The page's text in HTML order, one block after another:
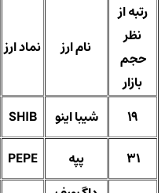
نماد ارز نام ارز
رتبه از
نظر
حجم
بازار
SHIB شیبا اینو
19
PEPE پپه
31